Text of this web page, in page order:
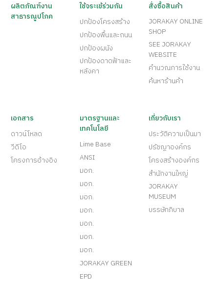
ผลิตภัณฑ์งาน
สาธารณูปโภค
ใช้จระเข้ร่วมกัน
ปกป้องโครงสร้าง
ปกป้องพื้นและถนน
ปกป้องผนัง
ปกป้องดาดฟ้าและ
หลังคา
สั่งซื้อสินค้า
JORAKAY ONLINE
SHOP
SEE JORAKAY
WEBSITE
คำนวณการใช้งาน
ค้นหาร้านค้า
เอกสาร
ดาวน์โหลด
วีดีโอ
โครงการอ้างอิง
มาตรฐานและ
เทคโนโลยี
Lime Base
ANSI
มอก.
มอก.
มอก.
มอก.
มอก.
มอก.
มอก.
JORAKAY GREEN
EPD
เกี่ยวกับเรา
ประวัติความเป็นมา
ปรัชญาองค์กร
โครงสร้างองค์กร
สำนักงานใหญ่
JORAKAY
MUSEUM
บรรษัทภิบาล